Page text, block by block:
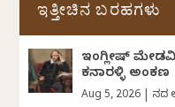
ಇತ್ತೀಚಿನ ಬರಹಗಳು
ಇಂಗ್ಲೀಷ್
ಕನಾರಳ್ಳಿ ಅಂಕಣ
Aug 5, 2026 ದಿನದ